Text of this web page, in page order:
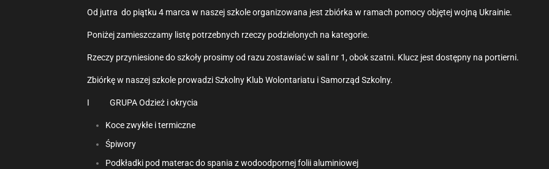
Od jutra do piątku 4 marca w naszej szkole organizowana jest zbiórka w ramach pomocy objętej wojną Ukrainie.
Poniżej zamieszczamy listę potrzebnych rzeczy podzielonych na kategorie.
Rzeczy przyniesione do szkoły prosimy od razu zostawiać w sali nr 1, obok szatni. Klucz jest dostępny na portierni.
Zbiórkę w naszej szkole prowadzi Szkolny Klub Wolontariatu i Samorząd Szkolny.
I GRUPA Odzież i okrycia
Koce zwykłe i termiczne
Śpiwory
Podkładki pod materac do spania z wodoodpornej folii aluminiowej